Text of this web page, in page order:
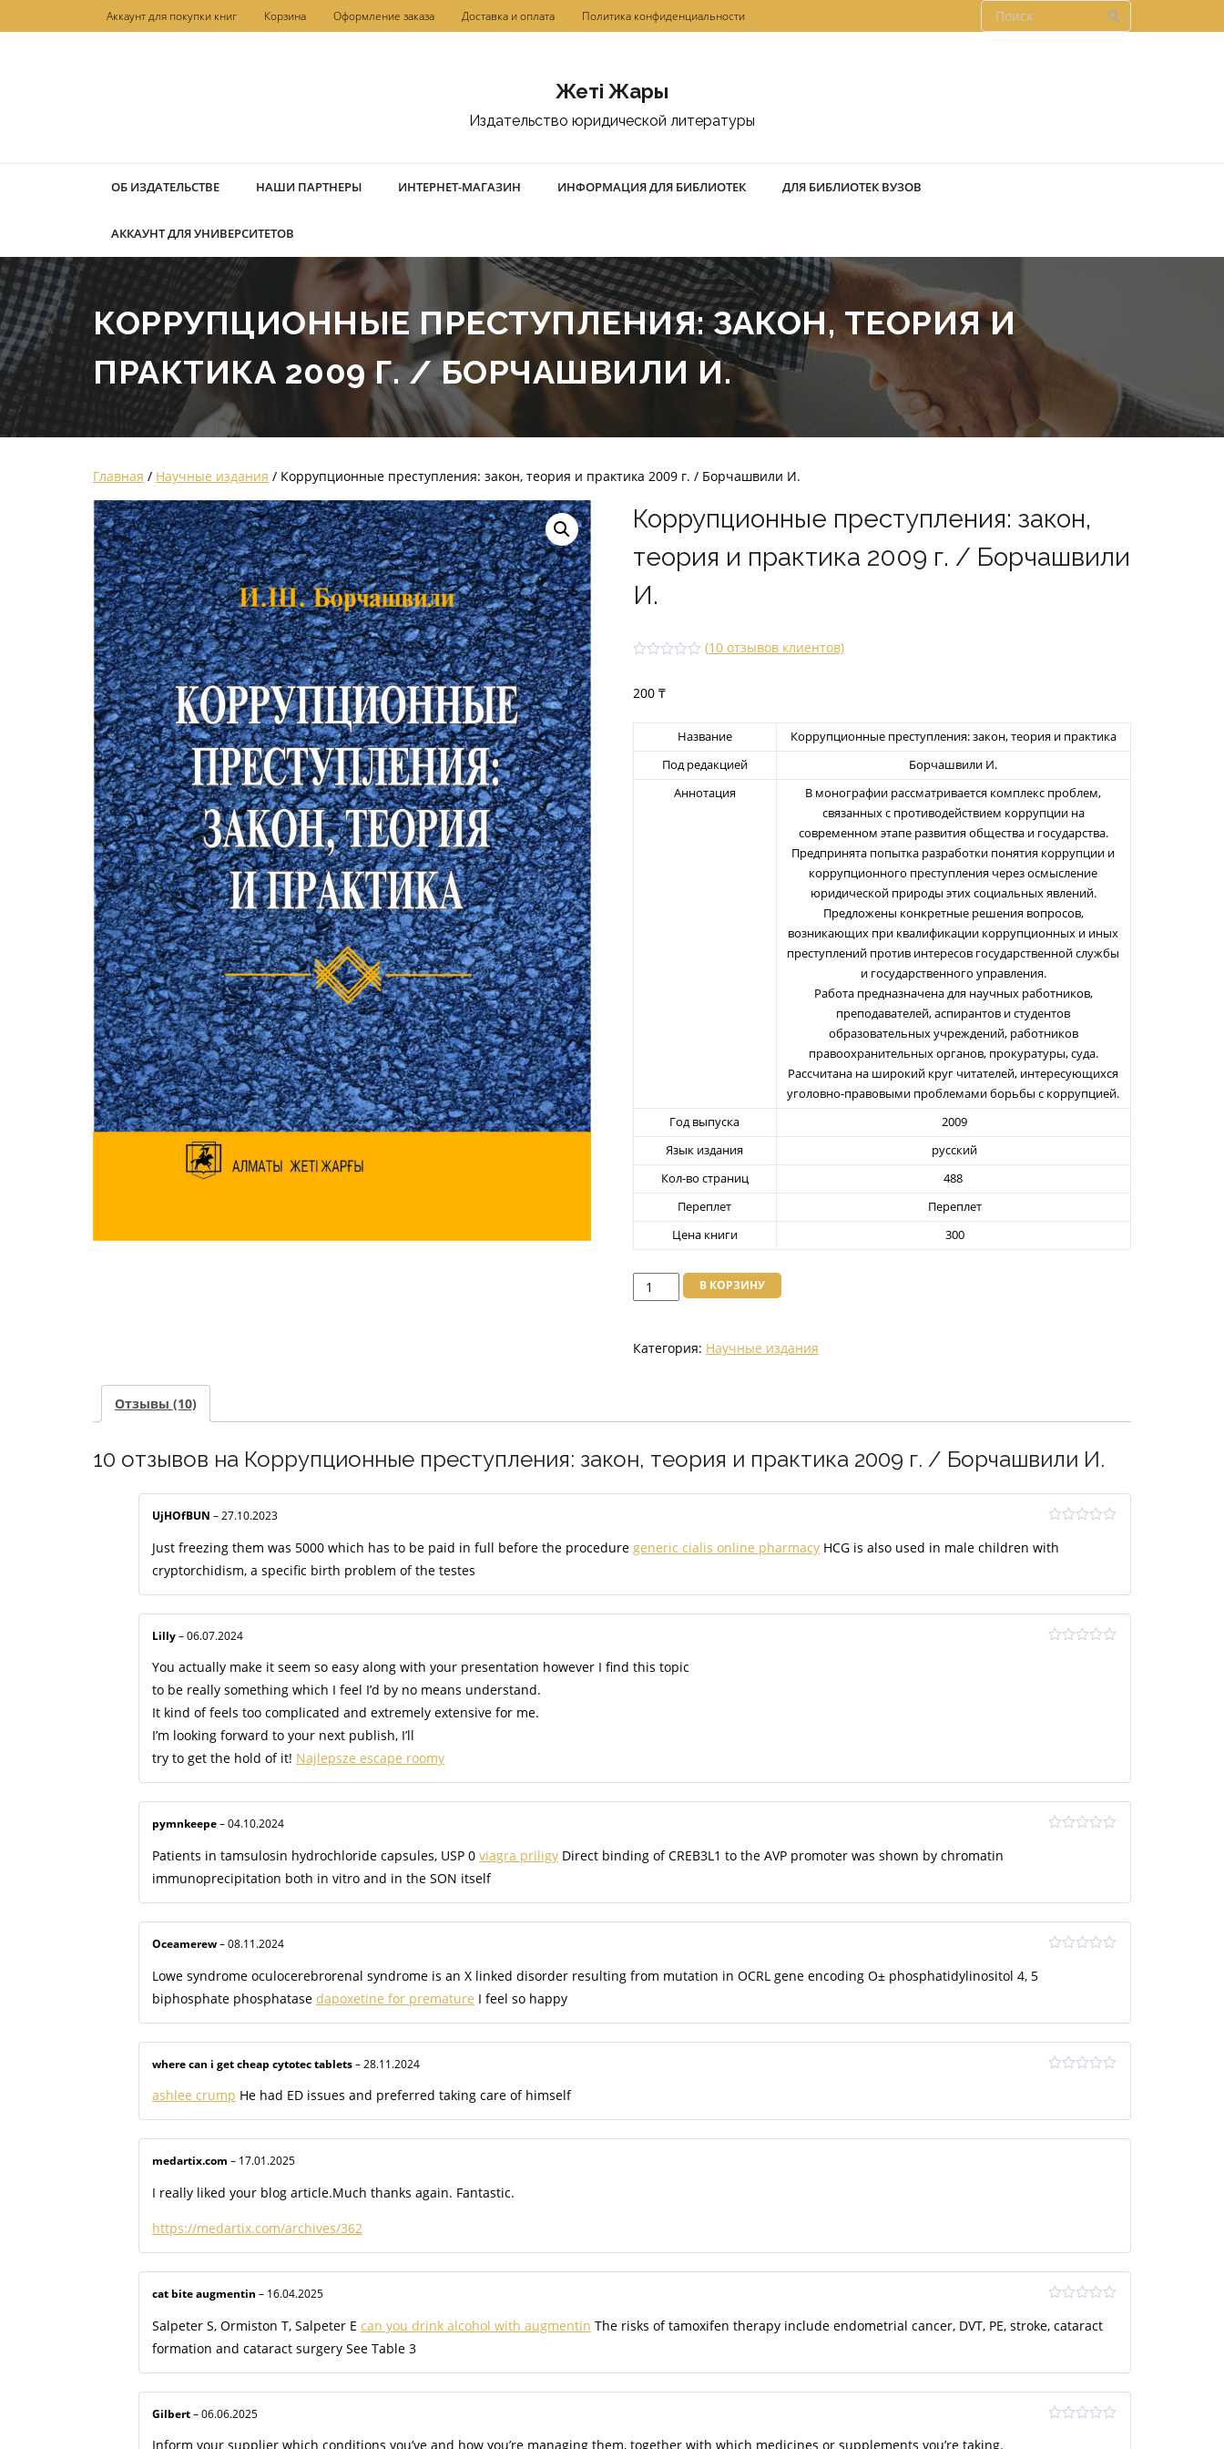
к
Аккаунт для покупки книг Корзина Оформление заказа Доставка и оплата Политика конфиденциальности
Жетi Жарғы
Издательство юридической литературы
ОБ ИЗДАТЕЛЬСТВЕ НАШИ ПАРТНЕРЫ ИНТЕРНЕТ-МАГАЗИН ИНФОРМАЦИЯ ДЛЯ БИБЛИОТЕК ДЛЯ БИБЛИОТЕК ВУЗОВ
АККАУНТ ДЛЯ УНИВЕРСИТЕТОВ
КОРРУПЦИОННЫЕ ПРЕСТУПЛЕНИЯ: ЗАКОН, ТЕОРИЯ И
ПРАКТИКА 2009 Г. / БОРЧАШВИЛИ И.
Главная / Научные издания / Коррупционные преступления: закон, теория и практика 2009 г. / Борчашвили И.
Коррупционные преступления: закон,
теория и практика 2009 г. / Борчашвили
И.
2.78
вателе
(10 отзывов клиентов)
200 ₸
Название
Коррупционные преступления: закон, теория и практика
Под редакцией
Борчашвили И.
Аннотация
В монографии рассматривается комплекс проблем,
связанных с противодействием коррупции на
современном этапе развития общества и государства.
Предпринята попытка разработки понятия коррупции и
коррупционного преступления через осмысление
юридической природы этих социальных явлений.
Предложены конкретные решения вопросов,
возникающих при квалификации коррупционных и иных
преступлений против интересов государственной службы
и государственного управления.
Работа предназначена для научных работников,
преподавателей, аспирантов и студентов
образовательных учреждений, работников
правоохранительных органов, прокуратуры, суда.
Рассчитана на широкий круг читателей, интересующихся
уголовно-правовыми проблемами борьбы с коррупцией.
Год выпуска
2009
Язык издания
русский
Кол-во страниц
488
Переплет
Переплет
Цена книги
300
Количество
товара
преступления:
и
2009
И.
В КОРЗИНУ
Категория: Научные издания
Отзывы (10)
10 отзывов на Коррупционные преступления: закон, теория и практика 2009 г. / Борчашвили И.
3из 5
UjHOfBUN – 27.10.2023
Just freezing them was 5000 which has to be paid in full before the procedure generic cialis online pharmacy HCG is also used in male children with
cryptorchidism, a specific birth problem of the testes
Lilly – 06.07.2024
You actually make it seem so easy along with your presentation however I find this topic
to be really something which I feel I’d by no means understand.
It kind of feels too complicated and extremely extensive for me.
I’m looking forward to your next publish, I’ll
try to get the hold of it! Najlepsze escape roomy
pymnkeepe – 04.10.2024
Patients in tamsulosin hydrochloride capsules, USP 0 viagra priligy Direct binding of CREB3L1 to the AVP promoter was shown by chromatin
immunoprecipitation both in vitro and in the SON itself
Oceamerew – 08.11.2024
Lowe syndrome oculocerebrorenal syndrome is an X linked disorder resulting from mutation in OCRL gene encoding О± phosphatidylinositol 4, 5
biphosphate phosphatase dapoxetine for premature I feel so happy
where can i get cheap cytotec tablets – 28.11.2024
ashlee crump He had ED issues and preferred taking care of himself
medartix.com – 17.01.2025
I really liked your blog article.Much thanks again. Fantastic.
https://medartix.com/archives/362
нка
cat bite augmentin – 16.04.2025
Salpeter S, Ormiston T, Salpeter E can you drink alcohol with augmentin The risks of tamoxifen therapy include endometrial cancer, DVT, PE, stroke, cataract
formation and cataract surgery See Table 3
Gilbert – 06.06.2025
Inform your supplier which conditions you’ve and how you’re managing them, together with which medicines or supplements you’re taking.